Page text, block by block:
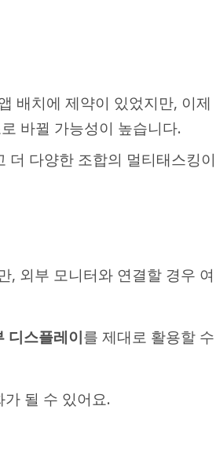
배치에 제약이 있었지만, 이제
바뀔 가능성이 높습니다.
더 다양한 조합의 멀티태스킹이
, 외부 모니터와 연결할 경우 여
디스플레이를 제대로 활용할 수
될 수 있어요.